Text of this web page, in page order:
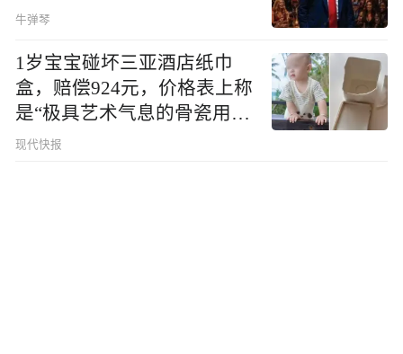
牛弹琴
1岁宝宝碰坏三亚酒店纸巾
盒，赔偿924元，价格表上称
是“极具艺术气息的骨瓷用
品”
现代快报